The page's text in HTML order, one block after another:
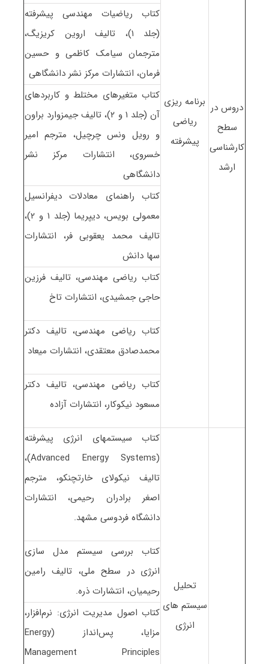
دروس در
سطح
کارشناسی
ارشد
برنامه ریزی
ریاضی
پیشرفته
کتاب ریاضیات مهندسی پیشرفته
(جلد ۱)، تالیف اروین کریزیگ،
مترجمان سیامک کاظمی و حسین
فرمان، انتشارات مرکز نشر دانشگاهی
کتاب متغیرهای مختلط و کاربردهای
آن (جلد ۱ و ۲)، تالیف جیمزوارد براون
و رویل ونس چرچیل، مترجم امیر
خسروی، انتشارات مرکز نشر
دانشگاهی
کتاب راهنمای معادلات دیفرانسیل
معمولی بویس، دیپریما (جلد ۱ و ۲)،
تالیف محمد یعقوبی فر، انتشارات
سها دانش
کتاب ریاضی مهندسی، تالیف فرزین
حاجی جمشیدی، انتشارات تاخ
کتاب ریاضی مهندسی، تالیف دکتر
محمدصادق معتقدی، انتشارات میعاد
کتاب ریاضی مهندسی، تالیف دکتر
مسعود نیکوکار، انتشارات آزاده
تحلیل
سیستم های
انرژی
کتاب سیستمهای انرژی پیشرفته
(Advanced Energy Systems)،
تالیف نیکولای خارتچنکو، مترجم
اصغر برادران رحیمی، انتشارات
دانشگاه فردوسی مشهد.
کتاب بررسی سیستم مدل سازی
انرژی در سطح ملی، تالیف رامین
رحیمیان، انتشارات ذره.
کتاب اصول مدیریت انرژی: نرم‌افزار،
مزایا، پس‌انداز (Energy
Management Principles